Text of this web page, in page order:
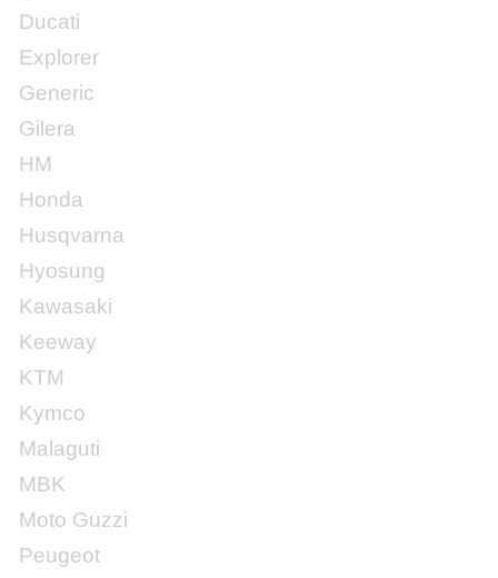
Ducati
Explorer
Generic
Gilera
HM
Honda
Husqvarna
Hyosung
Kawasaki
Keeway
KTM
Kymco
Malaguti
MBK
Moto Guzzi
Peugeot